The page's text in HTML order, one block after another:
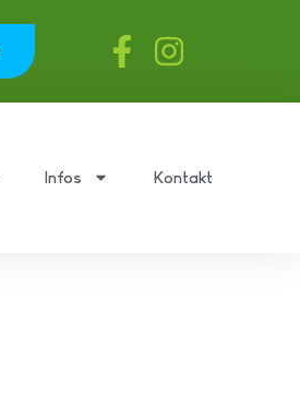
Infos Kontakt